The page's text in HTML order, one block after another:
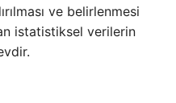
ve belirlenmesi
istatistiksel verilerin